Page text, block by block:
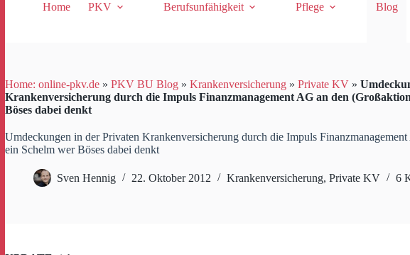
Home PKV Berufsunfähigkeit Pflege Blog
Home: online-pkv.de » PKV BU Blog » Krankenversicherung » Private KV »
Krankenversicherung durch die Impuls Finanzmanagement AG an den
Böses dabei denkt
Umdeckungen in der Privaten Krankenversicherung durch die Impuls
ein Schelm wer Böses dabei denkt
Sven Hennig 22. Oktober 2012 Krankenversicherung, Private KV 6